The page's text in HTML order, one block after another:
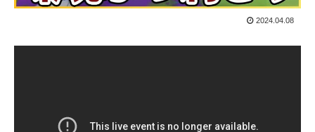
2024.04.08